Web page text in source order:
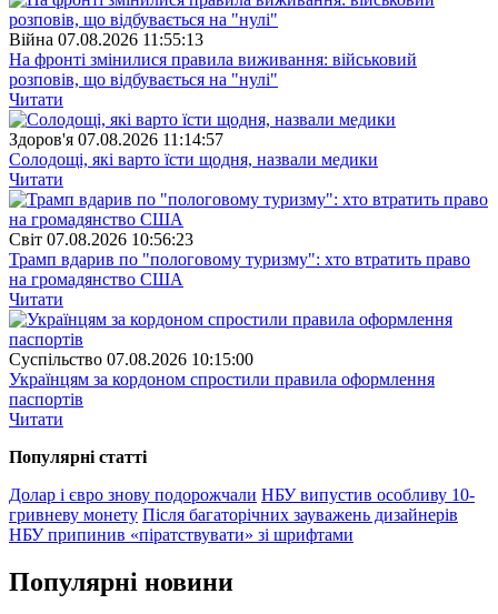
Війна 07.08.2026 11:55:13
На фронті змінилися правила виживання: військовий
розповів, що відбувається на "нулі"
Читати
Здоров'я 07.08.2026 11:14:57
Солодощі, які варто їсти щодня, назвали медики
Читати
Свiт 07.08.2026 10:56:23
Трамп вдарив по "пологовому туризму": хто втратить право
на громадянство США
Читати
Суспiльство 07.08.2026 10:15:00
Українцям за кордоном спростили правила оформлення
паспортів
Читати
Популярнi статтi
Долар і євро знову подорожчали НБУ випустив особливу 10-
гривневу монету Після багаторічних зауважень дизайнерів
НБУ припинив «піратствувати» зі шрифтами
Популярнi новини